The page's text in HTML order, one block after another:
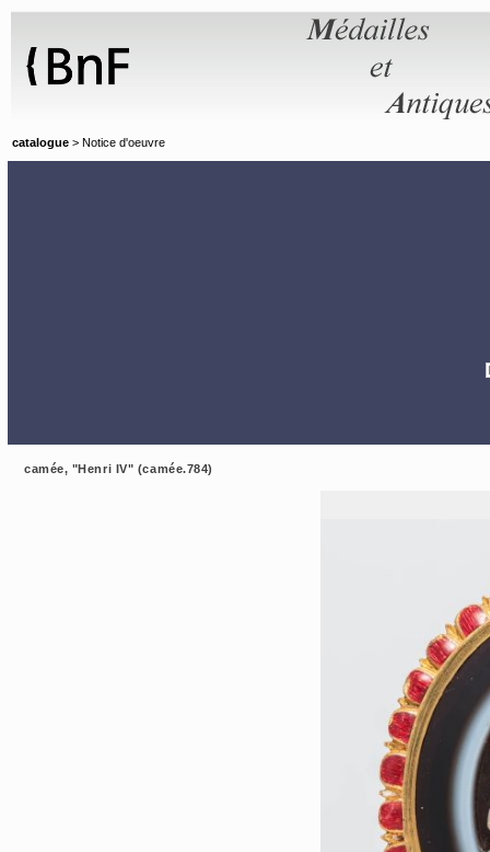
catalogue > Notice d'oeuvre
camée, "Henri IV" (camée.784)